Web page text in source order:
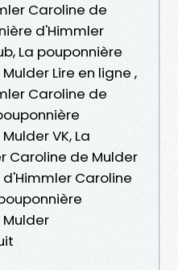
Caroline de
d'Himmler
La pouponnière
Lire en ligne ,
Caroline de
VK, La
Caroline de Mulder
d'Himmler Caroline